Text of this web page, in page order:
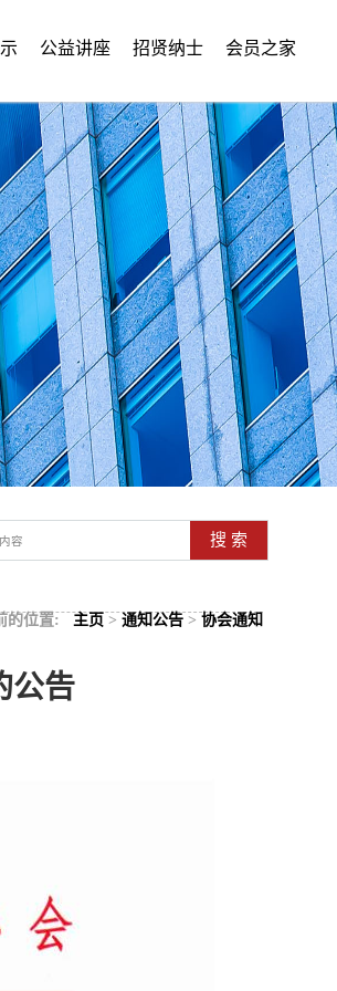
公益讲座 招贤纳士 会员之家
搜 索
的位置: 主页 >通知公告 >协会通知
公告